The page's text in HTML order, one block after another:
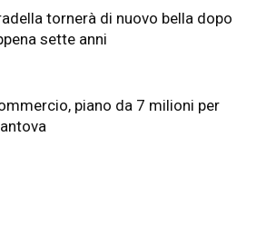
tornerà di nuovo bella dopo
sette anni
piano da 7 milioni per